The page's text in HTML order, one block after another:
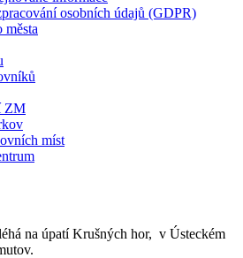
osobních údajů (GDPR)
města
ZM
míst
na úpatí Krušných hor, v Ústeckém